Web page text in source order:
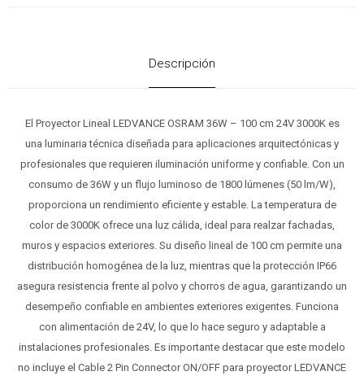
Descripción
El Proyector Lineal LEDVANCE OSRAM 36W – 100 cm 24V 3000K es
una luminaria técnica diseñada para aplicaciones arquitectónicas y
profesionales que requieren iluminación uniforme y confiable. Con un
consumo de 36W y un flujo luminoso de 1800 lúmenes (50 lm/W),
proporciona un rendimiento eficiente y estable. La temperatura de
color de 3000K ofrece una luz cálida, ideal para realzar fachadas,
muros y espacios exteriores. Su diseño lineal de 100 cm permite una
distribución homogénea de la luz, mientras que la protección IP66
asegura resistencia frente al polvo y chorros de agua, garantizando un
desempeño confiable en ambientes exteriores exigentes. Funciona
con alimentación de 24V, lo que lo hace seguro y adaptable a
instalaciones profesionales. Es importante destacar que este modelo
no incluye el Cable 2 Pin Connector ON/OFF para proyector LEDVANCE